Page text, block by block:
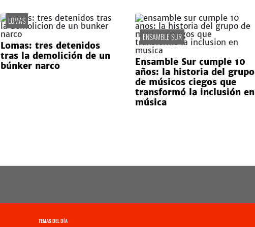
LOMAS
Lomas: tres detenidos
tras la demolición de un
búnker narco
ENSAMBLE SUR
Ensamble Sur cumple 10
años: la historia del grupo
de músicos ciegos que
transformó la inclusión en
música
TEMAS DEL DÍA